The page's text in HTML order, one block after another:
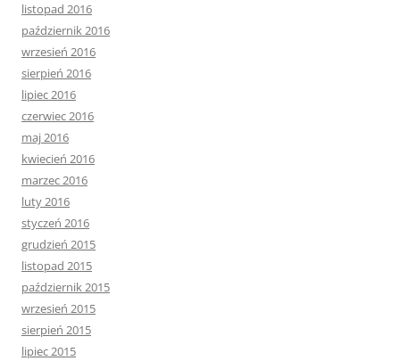
listopad 2016
październik 2016
wrzesień 2016
sierpień 2016
lipiec 2016
czerwiec 2016
maj 2016
kwiecień 2016
marzec 2016
luty 2016
styczeń 2016
grudzień 2015
listopad 2015
październik 2015
wrzesień 2015
sierpień 2015
lipiec 2015